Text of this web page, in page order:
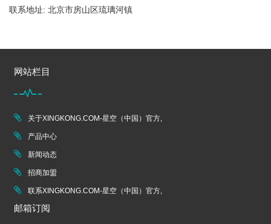
联系地址: 北京市房山区琉璃河镇
网站栏目
关于XINGKONG.COM-星空（中国）官方,
产品中心
新闻动态
招商加盟
联系XINGKONG.COM-星空（中国）官方,
邮箱订阅